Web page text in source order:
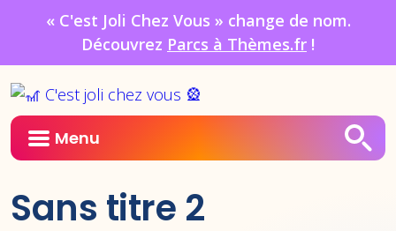
« C'est Joli Chez Vous » change de nom.
Découvrez Parcs à Thèmes.fr !
Menu
Sans titre 2